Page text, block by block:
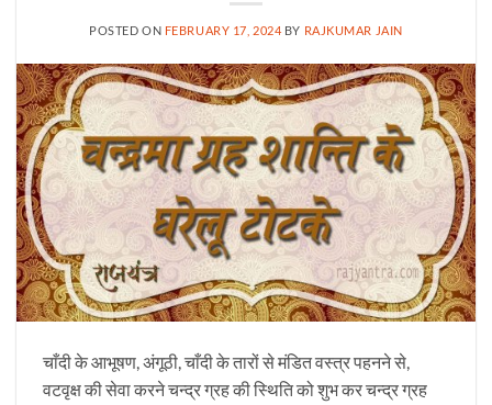
POSTED ON FEBRUARY 17, 2024 BY RAJKUMAR JAIN
चाँदी के आभूषण, अंगूठी, चाँदी के तारों से मंडित वस्त्र पहनने से,
वटवृक्ष की सेवा करने चन्द्र ग्रह की स्थिति को शुभ कर चन्द्र ग्रह